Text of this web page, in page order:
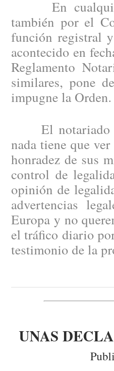
En cualquier
también por el
función registral
acontecido en
Reglamento
similares, pone
impugne la Orden.
El notariado
nada tiene que
honradez de sus
control de
opinión de
advertencias
Europa y no
el tráfico diario
testimonio de la
UNAS